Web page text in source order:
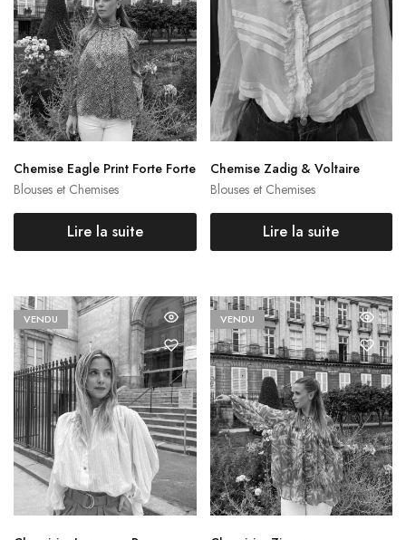
Blouses et Chemises
Chemise Eagle Print Forte Forte
Lire la suite
Blouses et Chemises
Chemise Zadig & Voltaire
Lire la suite
VENDU VENDU